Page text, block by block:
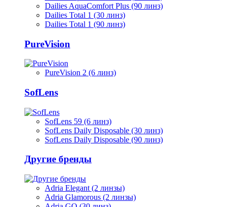
Dailies AquaComfort Plus (90 линз)
Dailies Total 1 (30 линз)
Dailies Total 1 (90 линз)
PureVision
PureVision 2 (6 линз)
SofLens
SofLens 59 (6 линз)
SofLens Daily Disposable (30 линз)
SofLens Daily Disposable (90 линз)
Другие бренды
Adria Elegant (2 линзы)
Adria Glamorous (2 линзы)